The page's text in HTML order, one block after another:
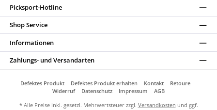
Picksport-Hotline
Shop Service
Informationen
Zahlungs- und Versandarten
Defektes Produkt Defektes Produkt erhalten Kontakt
Retoure
Widerruf
Datenschutz Impressum
AGB
* Alle Preise inkl. gesetzl. Mehrwertsteuer zzgl. Versandkosten und ggf.